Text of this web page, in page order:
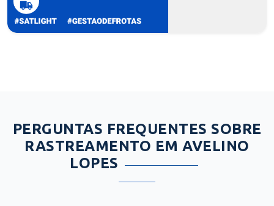
PERGUNTAS FREQUENTES SOBRE
RASTREAMENTO EM AVELINO
LOPES